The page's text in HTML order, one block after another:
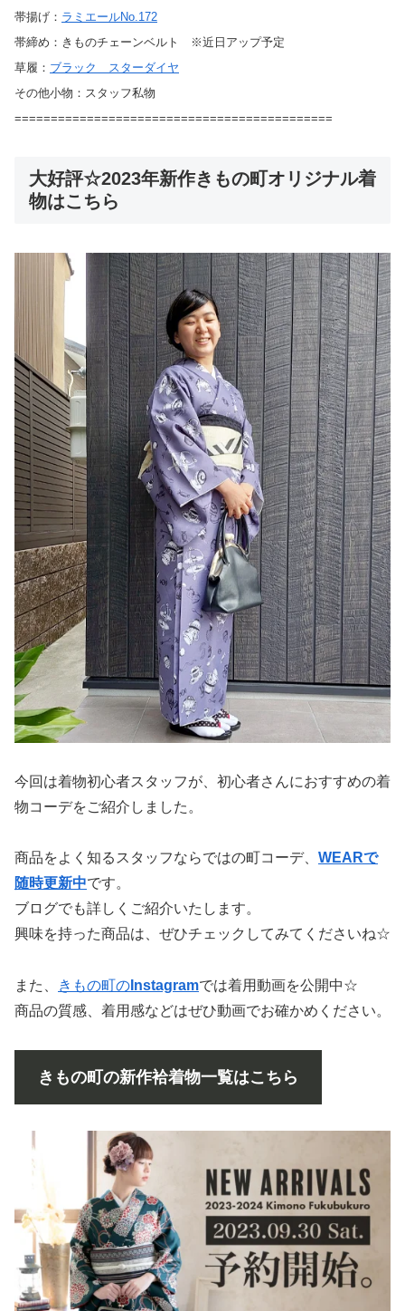
帯揚げ： ラミエールNo.172
帯締め：きものチェーンベルト ※近日アップ予定
草履： ブラック スターダイヤ
その他小物：スタッフ私物
============================================
大好評☆2023年新作きもの町オリジナル着
物はこちら
今回は着物初心者スタッフが、初心者さんにおすすめの着
物コーデをご紹介しました。
商品をよく知るスタッフならではの町コーデ、 WEARで
随時更新中です。
ブログでも詳しくご紹介いたします。
興味を持った商品は、ぜひチェックしてみてくださいね☆
また、 きもの町の Instagramでは着用動画を公開中☆
商品の質感、着用感などはぜひ動画でお確かめください。
きもの町の新作袷着物一覧はこちら